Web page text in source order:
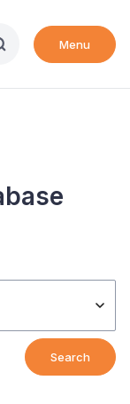
Menu
Search